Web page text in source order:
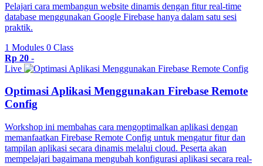
Pelajari cara membangun website dinamis dengan fitur real-time
database menggunakan Google Firebase hanya dalam satu sesi
praktik.
1 Modules 0 Class
Rp 20 -
Live
Optimasi Aplikasi Menggunakan Firebase Remote
Config
Workshop ini membahas cara mengoptimalkan aplikasi dengan
memanfaatkan Firebase Remote Config untuk mengatur fitur dan
tampilan aplikasi secara dinamis melalui cloud. Peserta akan
mempelajari bagaimana mengubah konfigurasi aplikasi secara real-